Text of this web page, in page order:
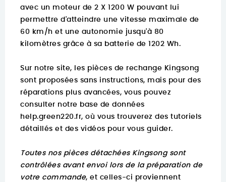
avec un moteur de 2 X 1200 W pouvant lui
permettre d'atteindre une vitesse maximale de
60 km/h et une autonomie jusqu'à 80
kilomètres grâce à sa batterie de 1202 Wh.
Sur notre site, les pièces de rechange Kingsong
sont proposées sans instructions, mais pour des
réparations plus avancées, vous pouvez
consulter notre base de données
help.green220.fr, où vous trouverez des tutoriels
détaillés et des vidéos pour vous guider.
Toutes nos pièces détachées Kingsong sont
contrôlées avant envoi lors de la préparation de
votre commande, et celles-ci proviennent